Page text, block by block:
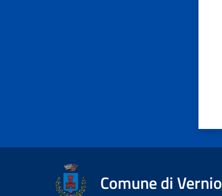
Comune di Vernio